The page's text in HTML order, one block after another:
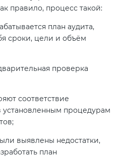
правило, процесс такой:
план аудита,
сроки, цели и объём
проверка
соответствие
установленным процедурам
выявлены недостатки,
план